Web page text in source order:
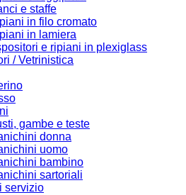
e staffe
in filo cromato
in lamiera
e ripiani in plexiglass
/ Vetrinistica
gambe e teste
donna
uomo
bambino
sartoriali
servizio